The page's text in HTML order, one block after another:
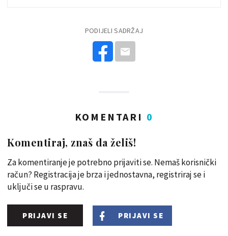
PODIJELI SADRŽAJ
KOMENTARI 0
Komentiraj, znaš da želiš!
Za komentiranje je potrebno prijaviti se. Nemaš korisnički
račun? Registracija je brza i jednostavna, registriraj se i
uključi se u raspravu.
PRIJAVI SE PRIJAVI SE